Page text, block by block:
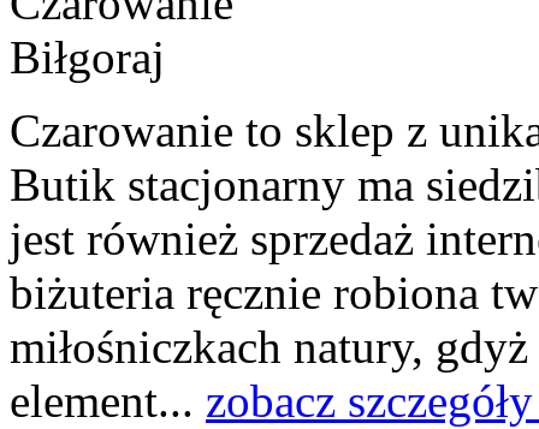
Czarowanie to sklep z
Butik stacjonarny ma
jest również sprzedaż
biżuteria ręcznie robiona
miłośniczkach natury,
element... zobacz